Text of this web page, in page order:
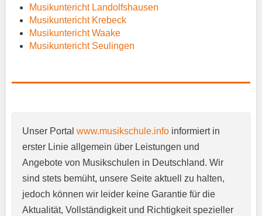
Anschrift
Musikuntericht Landolfshausen
Musikuntericht Krebeck
Musikuntericht Waake
Musikuntericht Seulingen
Unser Portal www.musikschule.info informiert in
erster Linie allgemein über Leistungen und
Angebote von Musikschulen in Deutschland. Wir
sind stets bemüht, unsere Seite aktuell zu halten,
jedoch können wir leider keine Garantie für die
Aktualität, Vollständigkeit und Richtigkeit spezieller